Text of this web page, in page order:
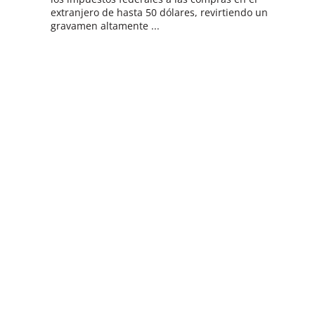
extranjero de hasta 50 dólares, revirtiendo un
gravamen altamente ...